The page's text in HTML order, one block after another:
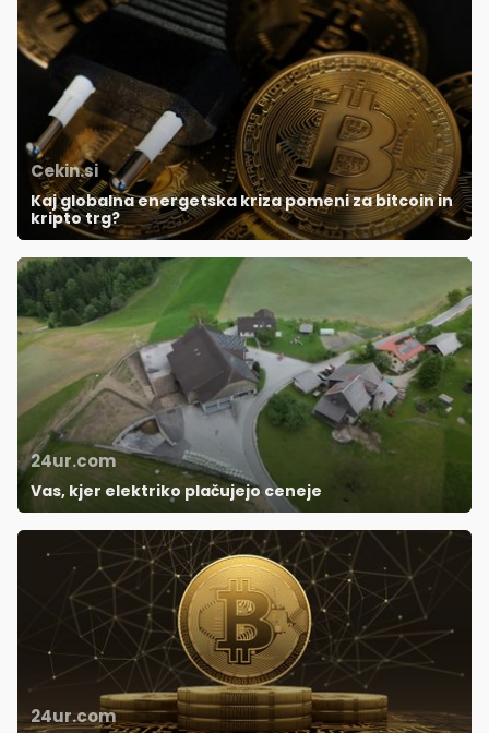
Cekin.si
Kaj globalna energetska kriza pomeni za bitcoin in
kripto trg?
24ur.com
Vas, kjer elektriko plačujejo ceneje
24ur.com